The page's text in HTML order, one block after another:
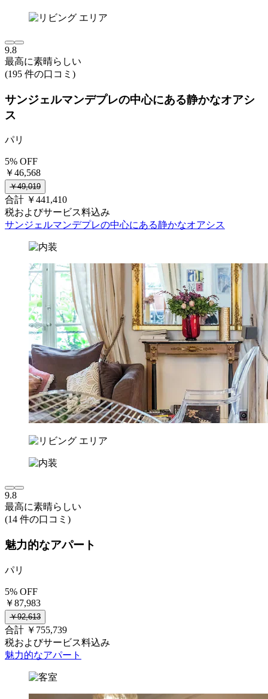
9.8
最高に素晴らしい
(195 件の口コミ)
サンジェルマンデプレの中心にある静かなオアシ
ス
パリ
5% OFF
￥46,568
￥49,019
合計 ￥441,410
税およびサービス料込み
サンジェルマンデプレの中心にある静かなオアシス
9.8
最高に素晴らしい
(14 件の口コミ)
魅力的なアパート
パリ
5% OFF
￥87,983
￥92,613
合計 ￥755,739
税およびサービス料込み
魅力的なアパート